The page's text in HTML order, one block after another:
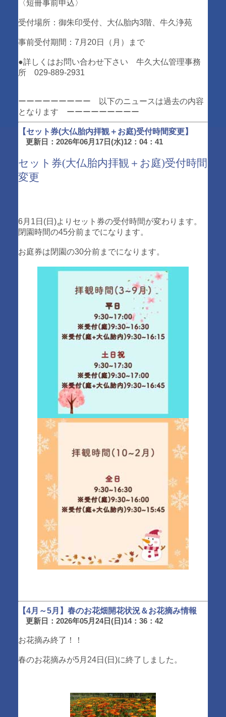
〈短冊事前申込〉
受付場所：御朱印受付、大仏胎内3階、牛久浄苑
事前受付期間：7月20日（月）まで
●詳しくはお問い合わせ下さい 牛久大仏管理事務
所 029-889-2931
ーーーーーーーーー 以下のニュースは過去の内容
となります ーーーーーーーーー
【セット券(大仏胎内拝観＋お庭)受付時間変更】
更新日：2026年06月17日(水)12：04：41
セット券(大仏胎内拝観＋お庭)受付時間
変更
6月1日(日)よりセット券の受付時間が変わります。
閉園時間の45分前までになります。
お庭券は閉園の30分前までになります。
【4月～5月】春のお花畑開花状況＆お花摘み情報
更新日：2026年05月24日(日)14：36：42
お花摘み終了！！
春のお花摘みが5月24日(日)に終了しました。